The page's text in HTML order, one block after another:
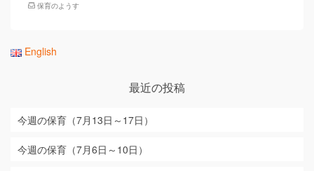
保育のようす
English
最近の投稿
今週の保育（7月13日～17日）
今週の保育（7月6日～10日）